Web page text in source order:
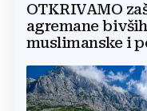
OTKRIVAMO
agremane
muslimanske i